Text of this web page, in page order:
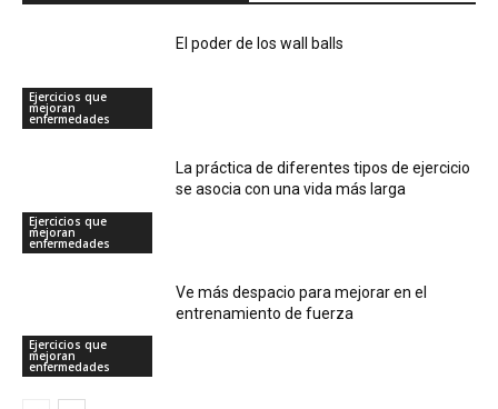
Ejercicios que
mejoran
enfermedades
El poder de los wall balls
Ejercicios que
mejoran
enfermedades
La práctica de diferentes tipos de ejercicio
se asocia con una vida más larga
Ejercicios que
mejoran
enfermedades
Ve más despacio para mejorar en el
entrenamiento de fuerza